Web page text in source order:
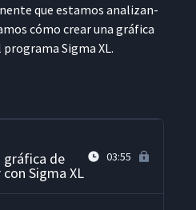
que esta­mos anal­izan­
cómo crear una grá­fi­ca
Sig­ma XL.
gráfica de
XL 02:53
gráfica de
Sigma XL
03:55